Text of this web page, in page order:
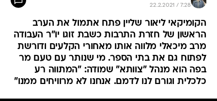
22.2.2021 / 7:28
הקומיקאי ליאור שליין פתח אתמול את הערב
הראשון של חזרת התרבות כשבת זוגו יו"ר העבודה
מרב מיכאלי מלווה אותו מאחורי הקלעים ודורשת
לפתוח גם את בתי הספר. מי שנותר עם טעם מר
בפה הוא מנהל "צוותא" שמודה: "המתווה רע
כלכלית וגורם לנו לדמם. אנחנו לא מרוויחים ממנו"